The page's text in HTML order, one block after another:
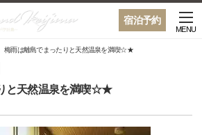
宿泊予約
MENU
梅雨は離島でまったりと天然温泉を満喫☆★
と天然温泉を満喫☆★